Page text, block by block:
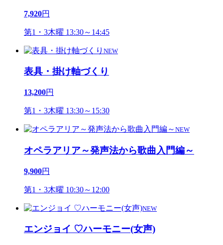
7,920円
第1・3木曜 13:30～14:45
NEW
表具・掛け軸づくり
13,200円
第1・3木曜 13:30～15:30
NEW
オペラアリア～発声法から歌曲入門編～
9,900円
第1・3木曜 10:30～12:00
NEW
エンジョイ ♡ハーモニー(女声)